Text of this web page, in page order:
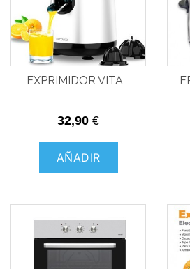
EXPRIMIDOR VITA
32,90 €
AÑADIR